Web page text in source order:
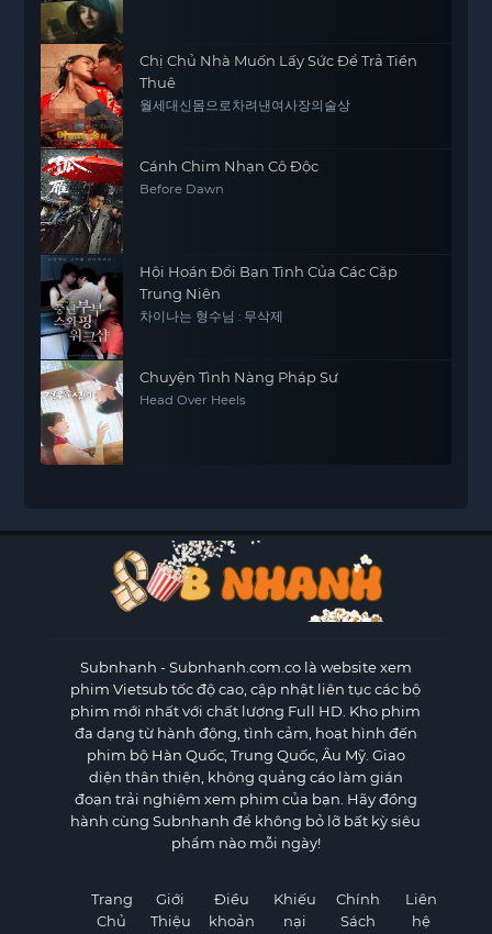
Chị Chủ Nhà Muốn Lấy Sức Để Trả Tiền
Thuê
월세대신몸으로차려낸여사장의술상
Cánh Chim Nhạn Cô Độc
Before Dawn
Hội Hoán Đổi Bạn Tình Của Các Cặp
Trung Niên
차이나는 형수님 : 무삭제
Chuyện Tình Nàng Pháp Sư
Head Over Heels
Subnhanh - Subnhanh.com.co là website xem
phim Vietsub tốc độ cao, cập nhật liên tục các bộ
phim mới nhất với chất lượng Full HD. Kho phim
đa dạng từ hành động, tình cảm, hoạt hình đến
phim bộ Hàn Quốc, Trung Quốc, Âu Mỹ. Giao
diện thân thiện, không quảng cáo làm gián
đoạn trải nghiệm xem phim của bạn. Hãy đồng
hành cùng Subnhanh để không bỏ lỡ bất kỳ siêu
phẩm nào mỗi ngày!
Trang
Chủ
Giới
Thiệu
Điều
khoản
Khiếu
nại
Chính
Sách
Liên
hệ